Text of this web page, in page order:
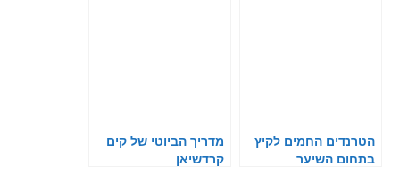
הטרנדים החמים לקיץ
בתחום השיער
מדריך הביוטי של קים
קרדשיאן